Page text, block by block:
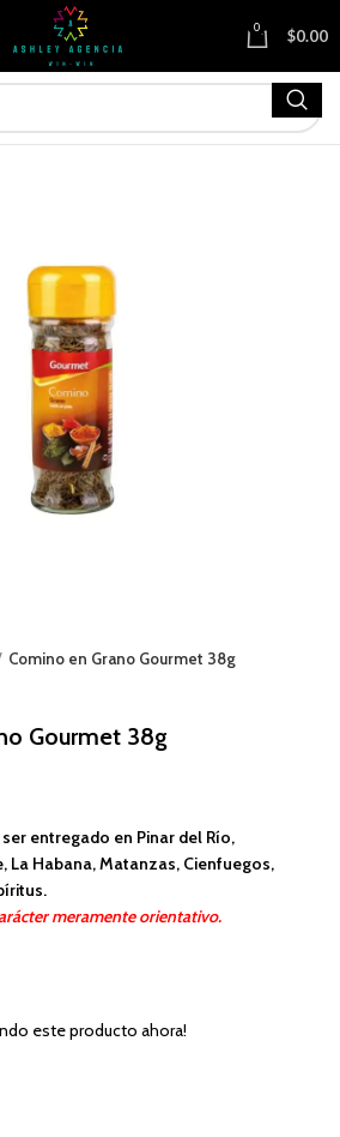
0 $0.00
Comino en Grano Gourmet 38g
Gourmet 38g
entregado en Pinar del Río,
La Habana, Matanzas, Cienfuegos,
meramente orientativo.
este producto ahora!